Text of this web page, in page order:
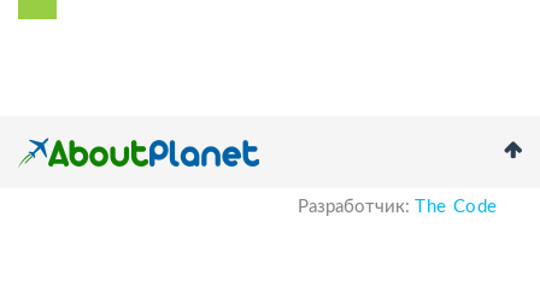
Разработчик: The Code